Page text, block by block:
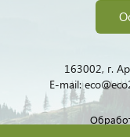
163002, г.
E-mail: